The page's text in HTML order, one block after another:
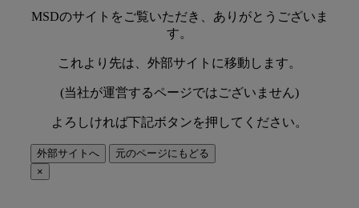
MSDのサイトをご覧いただき、ありがとうございま
す。
これより先は、外部サイトに移動します。
(当社が運営するページではございません)
よろしければ下記ボタンを押してください。
外部サイトへ
元のページにもどる
×